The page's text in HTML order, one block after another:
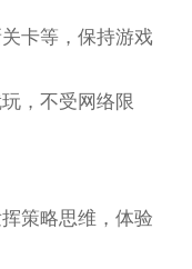
卡等，保持游戏
，不受网络限
策略思维，体验